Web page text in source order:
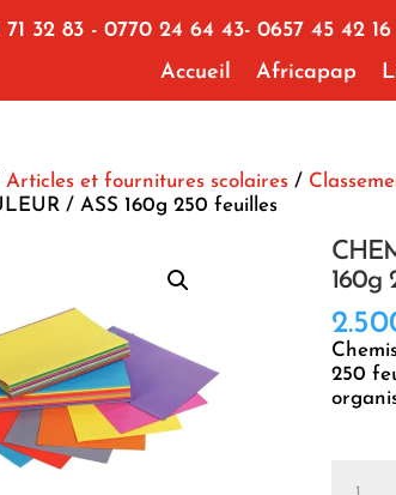
71 32 83 - 0770 24 64 43- 0657 45 42 16
Accueil
Africapap
Articles et fournitures scolaires/
/ ASS 160g 250 feuilles
160g
250